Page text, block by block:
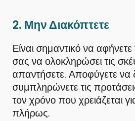
2. Μην Διακόπτετε
Είναι σημαντικό να
σας να ολοκληρώσει τις
απαντήσετε. Αποφύγετε να
συμπληρώνετε τις
τον χρόνο που χρειάζεται
πλήρως.